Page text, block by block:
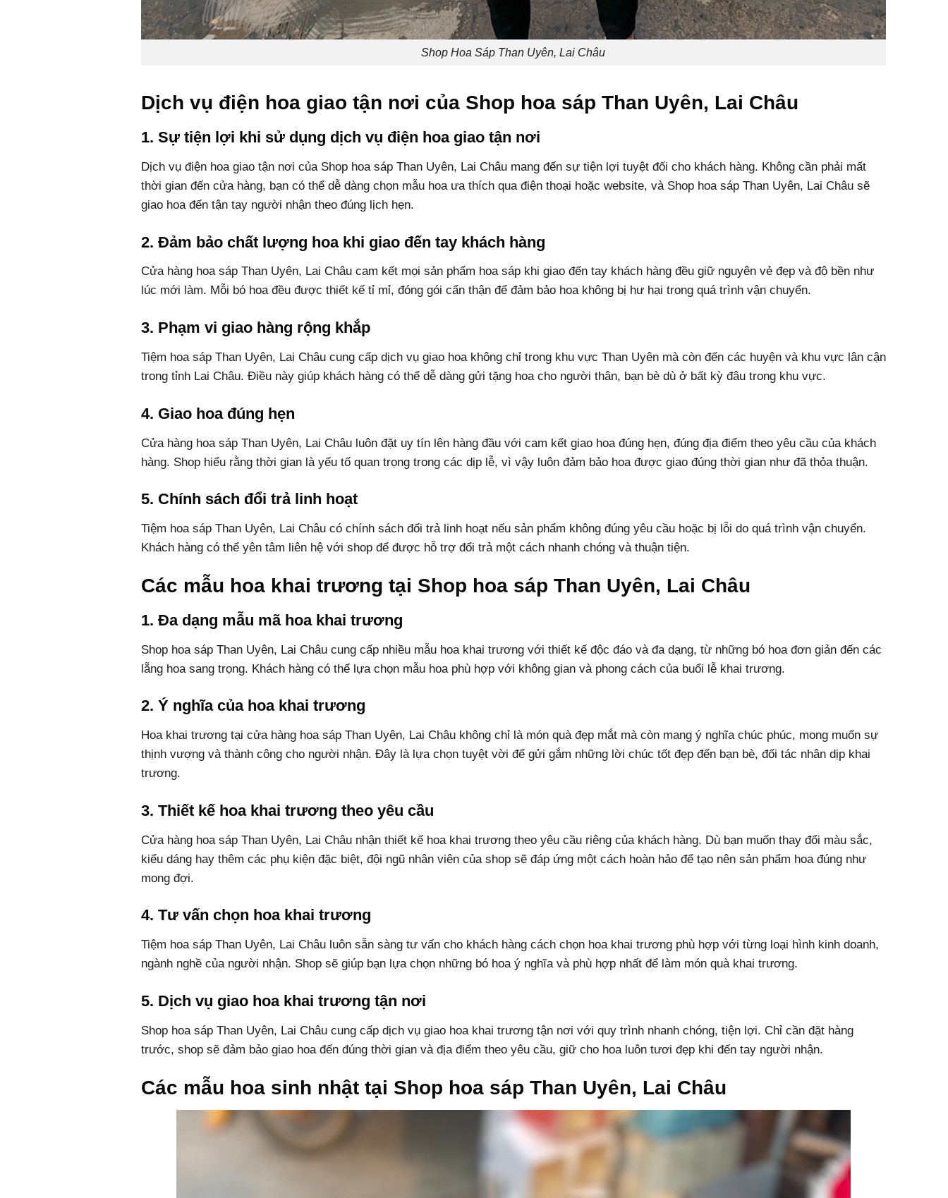
Shop Hoa Sáp Than Uyên, Lai Châu
Dịch vụ điện hoa giao tận nơi của Shop hoa sáp Than Uyên, Lai Châu
1. Sự tiện lợi khi sử dụng dịch vụ điện hoa giao tận nơi
Dịch vụ điện hoa giao tận nơi của Shop hoa sáp Than Uyên, Lai Châu mang đến sự tiện lợi tuyệt đối cho khách hàng. Không cần phải mất
thời gian đến cửa hàng, bạn có thể dễ dàng chọn mẫu hoa ưa thích qua điện thoại hoặc website, và Shop hoa sáp Than Uyên, Lai Châu sẽ
giao hoa đến tận tay người nhận theo đúng lịch hẹn.
2. Đảm bảo chất lượng hoa khi giao đến tay khách hàng
Cửa hàng hoa sáp Than Uyên, Lai Châu cam kết mọi sản phẩm hoa sáp khi giao đến tay khách hàng đều giữ nguyên vẻ đẹp và độ bền như
lúc mới làm. Mỗi bó hoa đều được thiết kế tỉ mỉ, đóng gói cẩn thận để đảm bảo hoa không bị hư hại trong quá trình vận chuyển.
3. Phạm vi giao hàng rộng khắp
Tiệm hoa sáp Than Uyên, Lai Châu cung cấp dịch vụ giao hoa không chỉ trong khu vực Than Uyên mà còn đến các huyện và khu vực lân cận
trong tỉnh Lai Châu. Điều này giúp khách hàng có thể dễ dàng gửi tặng hoa cho người thân, bạn bè dù ở bất kỳ đâu trong khu vực.
4. Giao hoa đúng hẹn
Cửa hàng hoa sáp Than Uyên, Lai Châu luôn đặt uy tín lên hàng đầu với cam kết giao hoa đúng hẹn, đúng địa điểm theo yêu cầu của khách
hàng. Shop hiểu rằng thời gian là yếu tố quan trọng trong các dịp lễ, vì vậy luôn đảm bảo hoa được giao đúng thời gian như đã thỏa thuận.
5. Chính sách đổi trả linh hoạt
Tiệm hoa sáp Than Uyên, Lai Châu có chính sách đổi trả linh hoạt nếu sản phẩm không đúng yêu cầu hoặc bị lỗi do quá trình vận chuyển.
Khách hàng có thể yên tâm liên hệ với shop để được hỗ trợ đổi trả một cách nhanh chóng và thuận tiện.
Các mẫu hoa khai trương tại Shop hoa sáp Than Uyên, Lai Châu
1. Đa dạng mẫu mã hoa khai trương
Shop hoa sáp Than Uyên, Lai Châu cung cấp nhiều mẫu hoa khai trương với thiết kế độc đáo và đa dạng, từ những bó hoa đơn giản đến các
lẵng hoa sang trọng. Khách hàng có thể lựa chọn mẫu hoa phù hợp với không gian và phong cách của buổi lễ khai trương.
2. Ý nghĩa của hoa khai trương
Hoa khai trương tại cửa hàng hoa sáp Than Uyên, Lai Châu không chỉ là món quà đẹp mắt mà còn mang ý nghĩa chúc phúc, mong muốn sự
thịnh vượng và thành công cho người nhận. Đây là lựa chọn tuyệt vời để gửi gắm những lời chúc tốt đẹp đến bạn bè, đối tác nhân dịp khai
trương.
3. Thiết kế hoa khai trương theo yêu cầu
Cửa hàng hoa sáp Than Uyên, Lai Châu nhận thiết kế hoa khai trương theo yêu cầu riêng của khách hàng. Dù bạn muốn thay đổi màu sắc,
kiểu dáng hay thêm các phụ kiện đặc biệt, đội ngũ nhân viên của shop sẽ đáp ứng một cách hoàn hảo để tạo nên sản phẩm hoa đúng như
mong đợi.
4. Tư vấn chọn hoa khai trương
Tiệm hoa sáp Than Uyên, Lai Châu luôn sẵn sàng tư vấn cho khách hàng cách chọn hoa khai trương phù hợp với từng loại hình kinh doanh,
ngành nghề của người nhận. Shop sẽ giúp bạn lựa chọn những bó hoa ý nghĩa và phù hợp nhất để làm món quà khai trương.
5. Dịch vụ giao hoa khai trương tận nơi
Shop hoa sáp Than Uyên, Lai Châu cung cấp dịch vụ giao hoa khai trương tận nơi với quy trình nhanh chóng, tiện lợi. Chỉ cần đặt hàng
trước, shop sẽ đảm bảo giao hoa đến đúng thời gian và địa điểm theo yêu cầu, giữ cho hoa luôn tươi đẹp khi đến tay người nhận.
Các mẫu hoa sinh nhật tại Shop hoa sáp Than Uyên, Lai Châu